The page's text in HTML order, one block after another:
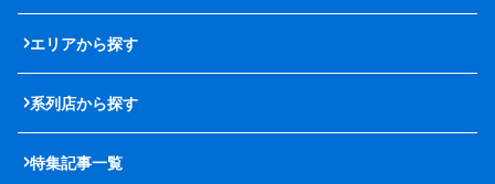
エリアから探す
系列店から探す
特集記事一覧